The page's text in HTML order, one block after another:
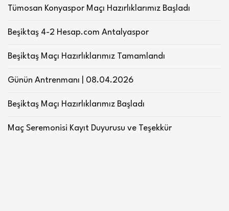
Tümosan Konyaspor Maçı Hazırlıklarımız Başladı
Beşiktaş 4-2 Hesap.com Antalyaspor
Beşiktaş Maçı Hazırlıklarımız Tamamlandı
Günün Antrenmanı | 08.04.2026
Beşiktaş Maçı Hazırlıklarımız Başladı
Maç Seremonisi Kayıt Duyurusu ve Teşekkür